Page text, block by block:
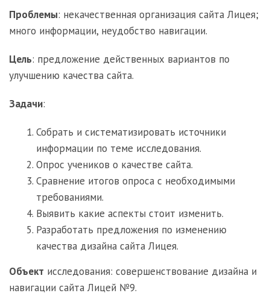
Проблемы: некачественная организация сайта Лицея;
много информации, неудобство навигации.
Цель: предложение действенных вариантов по
улучшению качества сайта.
Задачи:
Собрать и систематизировать источники
информации по теме исследования.
Опрос учеников о качестве сайта.
Сравнение итогов опроса с необходимыми
требованиями.
Выявить какие аспекты стоит изменить.
Разработать предложения по изменению
качества дизайна сайта Лицея.
Объект исследования: совершенствование дизайна и
навигации сайта Лицей №9.